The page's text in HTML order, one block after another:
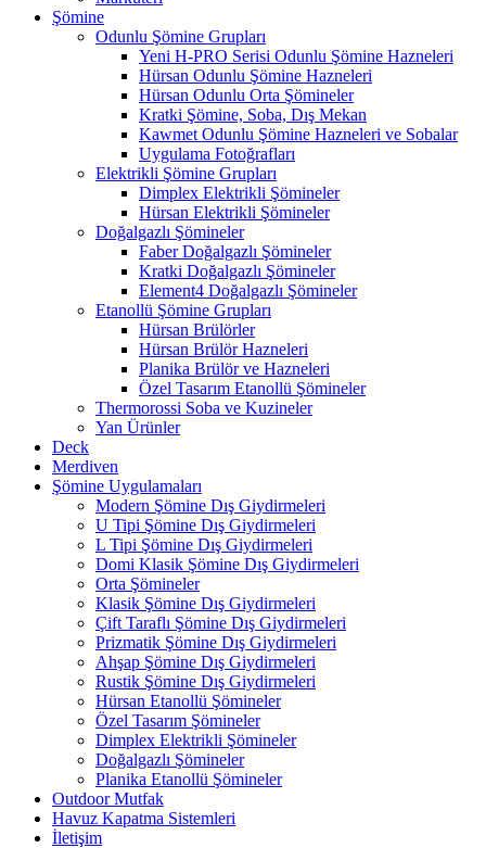
Şömine
Odunlu Şömine Grupları
Yeni H-PRO Serisi Odunlu Şömine Hazneleri
Hürsan Odunlu Şömine Hazneleri
Hürsan Odunlu Orta Şömineler
Kratki Şömine, Soba, Dış Mekan
Kawmet Odunlu Şömine Hazneleri ve Sobalar
Uygulama Fotoğrafları
Elektrikli Şömine Grupları
Dimplex Elektrikli Şömineler
Hürsan Elektrikli Şömineler
Doğalgazlı Şömineler
Faber Doğalgazlı Şömineler
Kratki Doğalgazlı Şömineler
Element4 Doğalgazlı Şömineler
Etanollü Şömine Grupları
Hürsan Brülörler
Hürsan Brülör Hazneleri
Planika Brülör ve Hazneleri
Özel Tasarım Etanollü Şömineler
Thermorossi Soba ve Kuzineler
Yan Ürünler
Deck
Merdiven
Şömine Uygulamaları
Modern Şömine Dış Giydirmeleri
U Tipi Şömine Dış Giydirmeleri
L Tipi Şömine Dış Giydirmeleri
Domi Klasik Şömine Dış Giydirmeleri
Orta Şömineler
Klasik Şömine Dış Giydirmeleri
Çift Taraflı Şömine Dış Giydirmeleri
Prizmatik Şömine Dış Giydirmeleri
Ahşap Şömine Dış Giydirmeleri
Rustik Şömine Dış Giydirmeleri
Hürsan Etanollü Şömineler
Özel Tasarım Şömineler
Dimplex Elektrikli Şömineler
Doğalgazlı Şömineler
Planika Etanollü Şömineler
Outdoor Mutfak
Havuz Kapatma Sistemleri
İletişim